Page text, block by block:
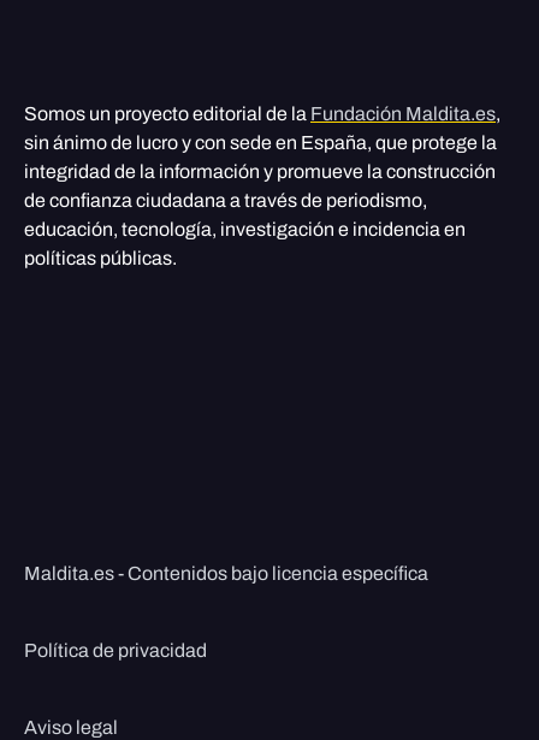
Somos un proyecto editorial de la Fundación Maldita.es,
sin ánimo de lucro y con sede en España, que protege la
integridad de la información y promueve la construcción
de confianza ciudadana a través de periodismo,
educación, tecnología, investigación e incidencia en
políticas públicas.
Maldita.es - Contenidos bajo licencia específica
Política de privacidad
Aviso legal